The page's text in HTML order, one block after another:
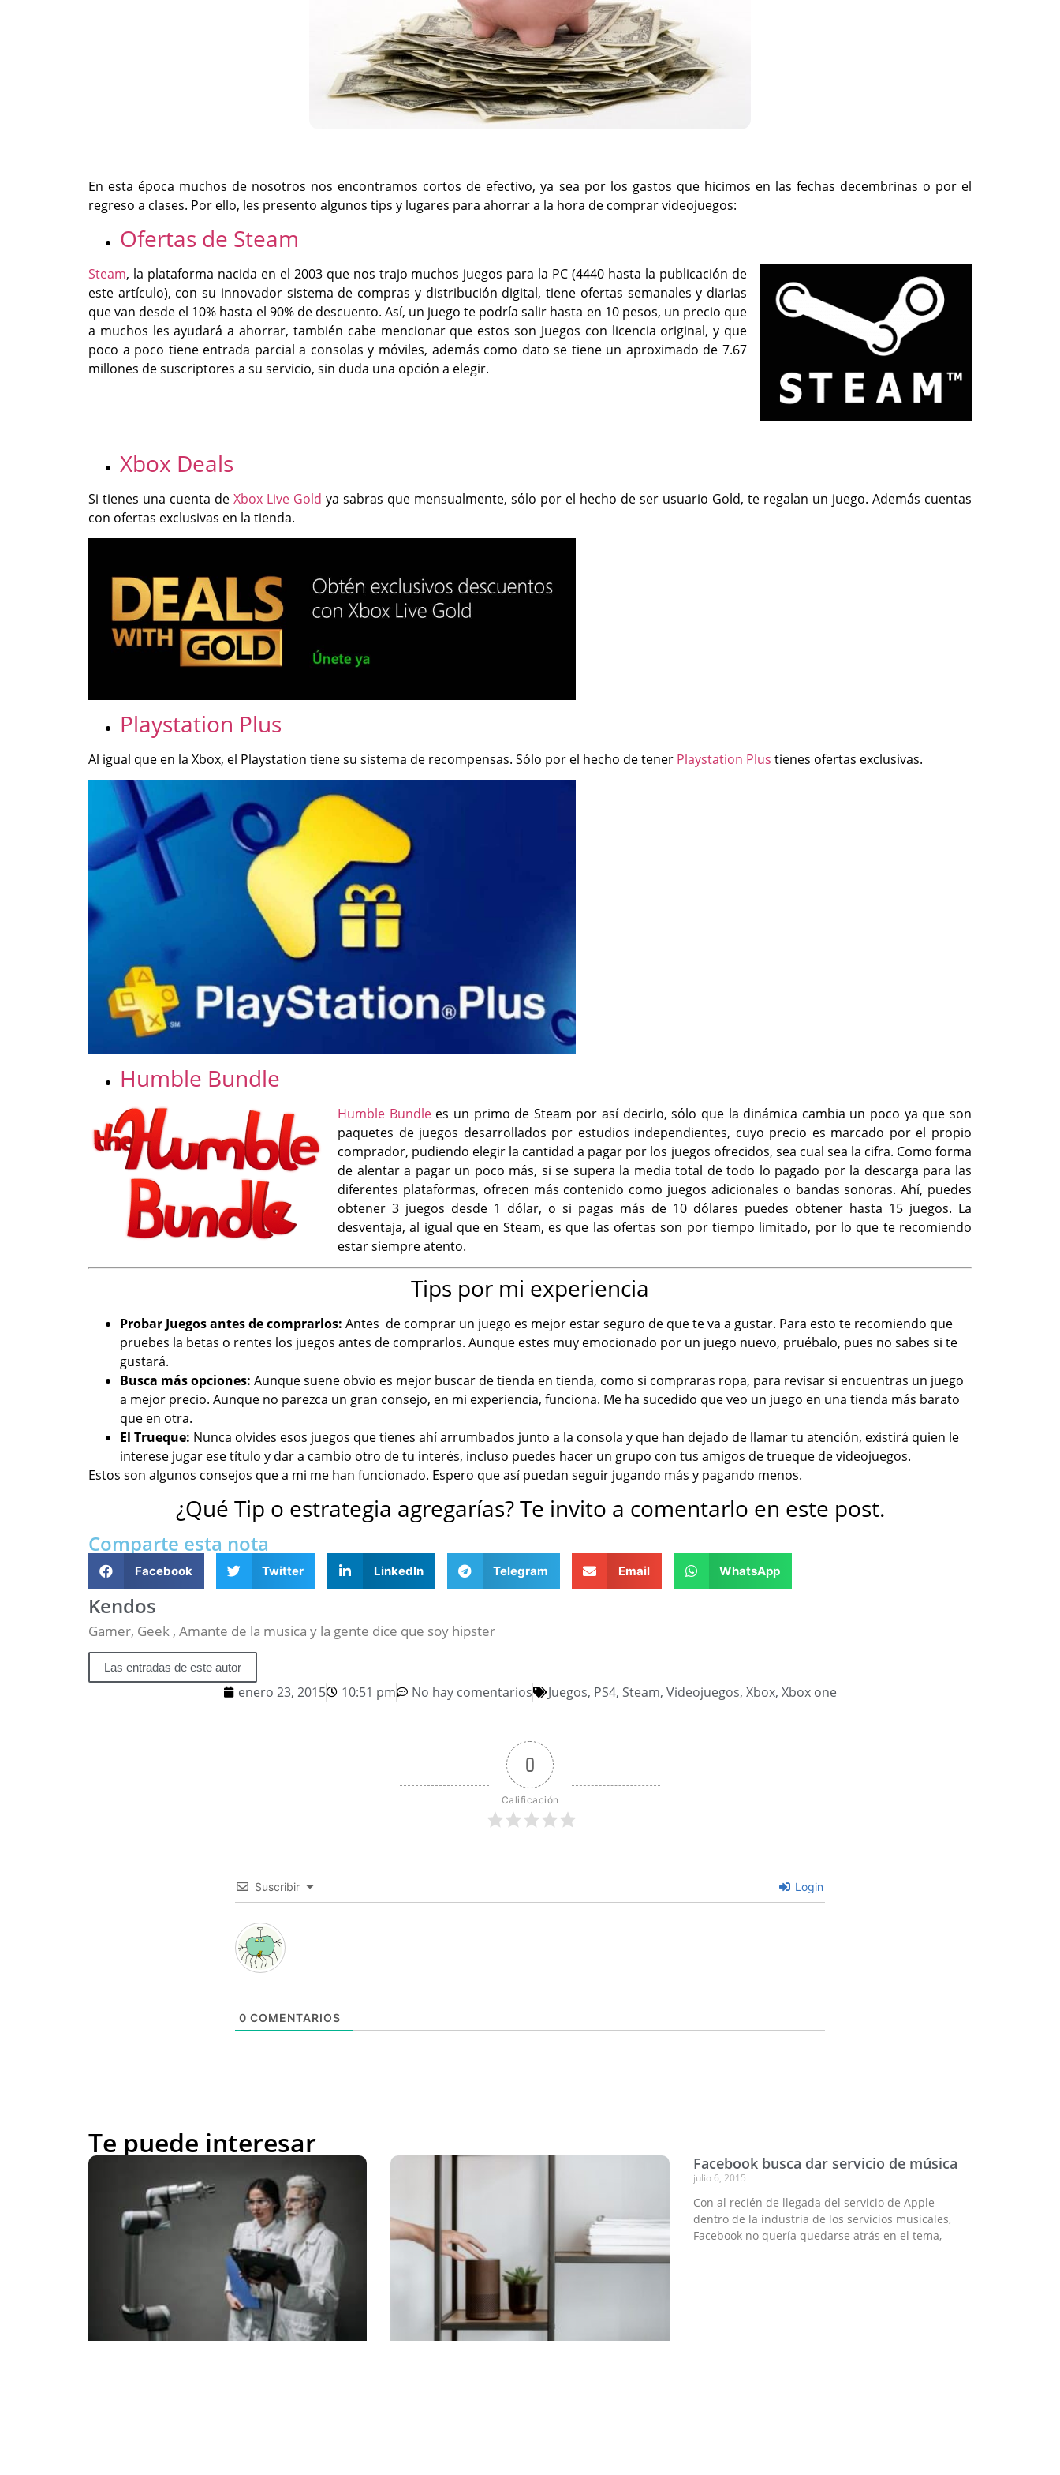
En esta época muchos de nosotros nos encontramos cortos de efectivo, ya sea por los gastos que hicimos en las fechas decembrinas o por el
regreso a clases. Por ello, les presento algunos tips y lugares para ahorrar a la hora de comprar videojuegos:
Ofertas de Steam
Steam, la plataforma nacida en el 2003 que nos trajo muchos juegos para la PC (4440 hasta la publicación de
este artículo), con su innovador sistema de compras y distribución digital, tiene ofertas semanales y diarias
que van desde el 10% hasta el 90% de descuento. Así, un juego te podría salir hasta en 10 pesos, un precio que
a muchos les ayudará a ahorrar, también cabe mencionar que estos son Juegos con licencia original, y que
poco a poco tiene entrada parcial a consolas y móviles, además como dato se tiene un aproximado de 7.67
millones de suscriptores a su servicio, sin duda una opción a elegir.
Xbox Deals
Si tienes una cuenta de Xbox Live Gold ya sabras que mensualmente, sólo por el hecho de ser usuario Gold, te regalan un juego. Además cuentas
con ofertas exclusivas en la tienda.
Playstation Plus
Al igual que en la Xbox, el Playstation tiene su sistema de recompensas. Sólo por el hecho de tener Playstation Plus tienes ofertas exclusivas.
Humble Bundle
Humble Bundle es un primo de Steam por así decirlo, sólo que la dinámica cambia un poco ya que son
paquetes de juegos desarrollados por estudios independientes, cuyo precio es marcado por el propio
comprador, pudiendo elegir la cantidad a pagar por los juegos ofrecidos, sea cual sea la cifra. Como forma
de alentar a pagar un poco más, si se supera la media total de todo lo pagado por la descarga para las
diferentes plataformas, ofrecen más contenido como juegos adicionales o bandas sonoras. Ahí, puedes
obtener 3 juegos desde 1 dólar, o si pagas más de 10 dólares puedes obtener hasta 15 juegos. La
desventaja, al igual que en Steam, es que las ofertas son por tiempo limitado, por lo que te recomiendo
estar siempre atento.
Tips por mi experiencia
Probar Juegos antes de comprarlos: Antes de comprar un juego es mejor estar seguro de que te va a gustar. Para esto te recomiendo que
pruebes la betas o rentes los juegos antes de comprarlos. Aunque estes muy emocionado por un juego nuevo, pruébalo, pues no sabes si te
gustará.
Busca más opciones: Aunque suene obvio es mejor buscar de tienda en tienda, como si compraras ropa, para revisar si encuentras un juego
a mejor precio. Aunque no parezca un gran consejo, en mi experiencia, funciona. Me ha sucedido que veo un juego en una tienda más barato
que en otra.
El Trueque: Nunca olvides esos juegos que tienes ahí arrumbados junto a la consola y que han dejado de llamar tu atención, existirá quien le
interese jugar ese título y dar a cambio otro de tu interés, incluso puedes hacer un grupo con tus amigos de trueque de videojuegos.
Estos son algunos consejos que a mi me han funcionado. Espero que así puedan seguir jugando más y pagando menos.
¿Qué Tip o estrategia agregarías? Te invito a comentarlo en este post.
Comparte esta nota
Facebook Twitter LinkedIn Telegram Email WhatsApp
Kendos
Gamer, Geek , Amante de la musica y la gente dice que soy hipster
Las entradas de este autor
enero 23, 2015 10:51 pm No hay comentarios Juegos, PS4, Steam, Videojuegos, Xbox, Xbox one
0
Calificación
Suscribir Login
0 COMENTARIOS
Te puede interesar
Facebook busca dar servicio de música
julio 6, 2015
Con al recién de llegada del servicio de Apple
dentro de la industria de los servicios musicales,
Facebook no quería quedarse atrás en el tema,